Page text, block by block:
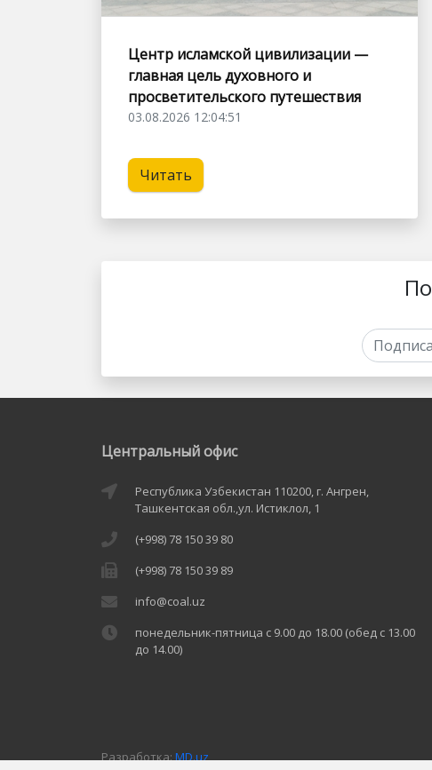
Центр исламской цивилизации —
главная цель духовного и
просветительского путешествия
03.08.2026 12:04:51
Читать
Центральный офис
Республика Узбекистан 110200, г. Ангрен,
Ташкентская обл.,ул. Истиклол, 1
(+998) 78 150 39 80
(+998) 78 150 39 89
info@coal.uz
понедельник-пятница с 9.00 до 18.00 (обед с 13.00
до 14.00)
Разработка:MD.uz